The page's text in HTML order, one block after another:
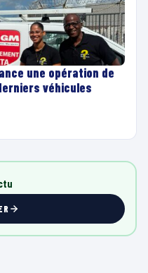
une opération de
véhicules